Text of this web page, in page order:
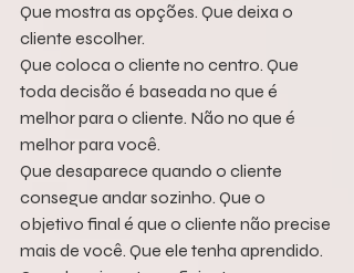
Que mostra as opções. Que deixa o
cliente escolher.
Que coloca o cliente no centro. Que
toda decisão é baseada no que é
melhor para o cliente. Não no que é
melhor para você.
Que desaparece quando o cliente
consegue andar sozinho. Que o
objetivo final é que o cliente não precise
mais de você. Que ele tenha aprendido.